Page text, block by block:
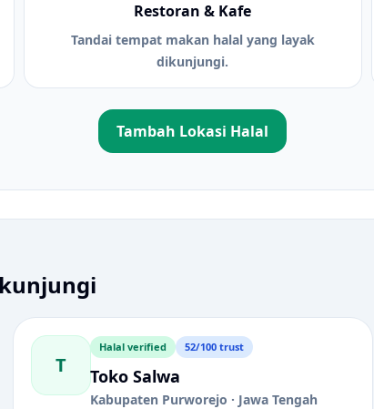
Restoran & Kafe
Tandai tempat makan halal yang layak
dikunjungi.
Tambah Lokasi Halal
T
Halal verified 52/100 trust
Toko Salwa
Kabupaten Purworejo · Jawa Tengah